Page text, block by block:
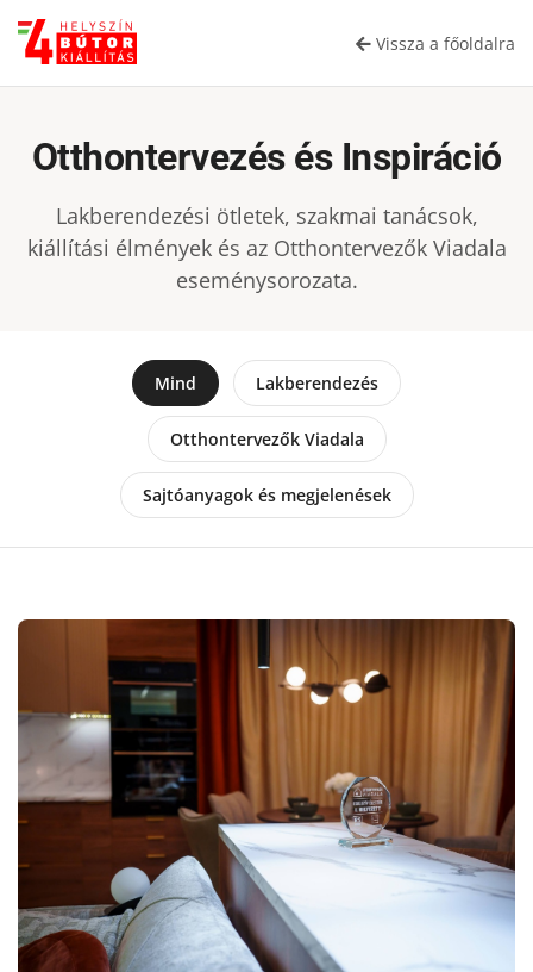
Vissza a főoldalra
Otthontervezés és Inspiráció
Lakberendezési ötletek, szakmai tanácsok,
kiállítási élmények és az Otthontervezők Viadala
eseménysorozata.
Mind Lakberendezés
Otthontervezők Viadala
Sajtóanyagok és megjelenések